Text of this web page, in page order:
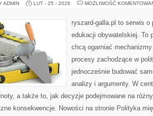
ADMIN LUT - 25 - 2026 MOŻLIWOŚĆ
ryszard-galla.pl to serwis
edukacji obywatelskiej. To
chcą ogarniać
procesy zachodzące w
jednocześnie budować
analizy i argumenty. W
a także to, jak decyzje podejmowane na
konsekwencje. Nowości na stronie Polityka